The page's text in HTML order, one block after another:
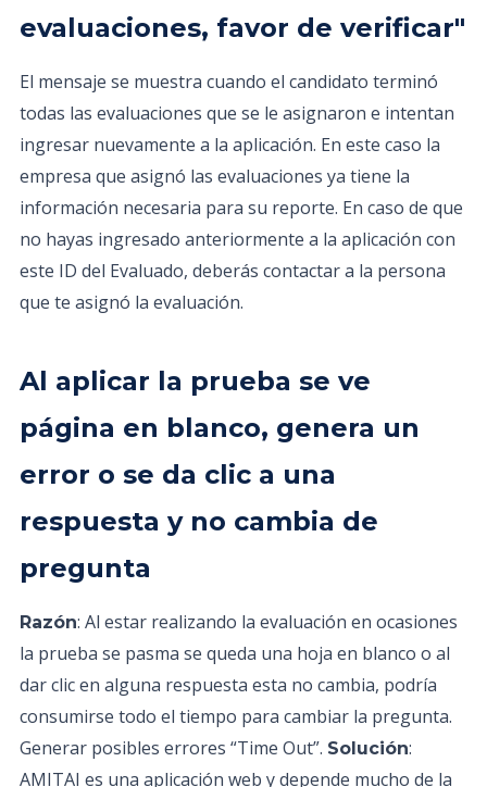
evaluaciones, favor de verificar"
El mensaje se muestra cuando el candidato terminó
todas las evaluaciones que se le asignaron e intentan
ingresar nuevamente a la aplicación. En este caso la
empresa que asignó las evaluaciones ya tiene la
información necesaria para su reporte. En caso de que
no hayas ingresado anteriormente a la aplicación con
este ID del Evaluado, deberás contactar a la persona
que te asignó la evaluación.
Al aplicar la prueba se ve
página en blanco, genera un
error o se da clic a una
respuesta y no cambia de
pregunta
Razón: Al estar realizando la evaluación en ocasiones
la prueba se pasma se queda una hoja en blanco o al
dar clic en alguna respuesta esta no cambia, podría
consumirse todo el tiempo para cambiar la pregunta.
Generar posibles errores “Time Out”. Solución:
AMITAI es una aplicación web y depende mucho de la